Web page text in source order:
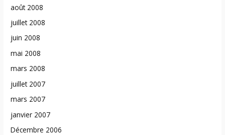
août 2008
juillet 2008
juin 2008
mai 2008
mars 2008
juillet 2007
mars 2007
janvier 2007
Décembre 2006